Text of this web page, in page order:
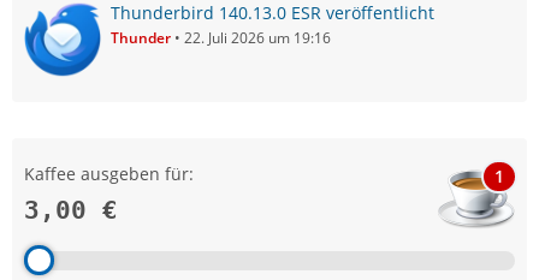
Thunderbird 140.13.0 ESR veröffentlicht
Thunder 22. Juli 2026 um 19:16
Kaffee ausgeben für:
3,00 €
1